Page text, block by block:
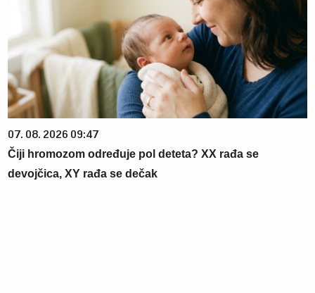
07. 08. 2026 09:47
Čiji hromozom određuje pol deteta? XX rađa se
devojčica, XY rađa se dečak